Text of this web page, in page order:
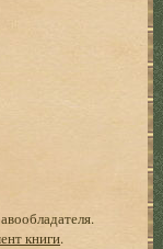
книги.